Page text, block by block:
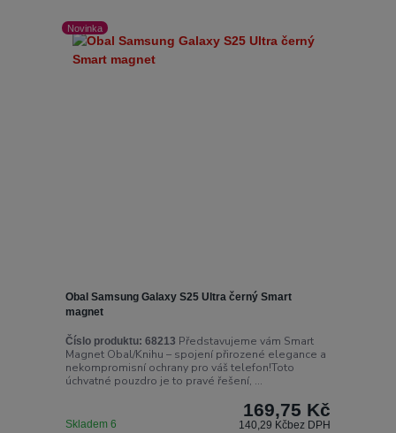
Novinka
Obal Samsung Galaxy S25 Ultra černý Smart
magnet
Číslo produktu: 68213 Představujeme vám Smart
Magnet Obal/Knihu – spojení přirozené elegance a
nekompromisní ochrany pro váš telefon!Toto
úchvatné pouzdro je to pravé řešení, ...
169,75 Kč
140,29 Kčbez DPH
Skladem 6